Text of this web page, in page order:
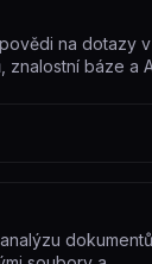
na dotazy
báze a